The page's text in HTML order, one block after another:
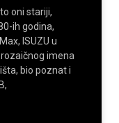
oni stariji,
ih godina,
ISUZU u
imena
bio poznat i